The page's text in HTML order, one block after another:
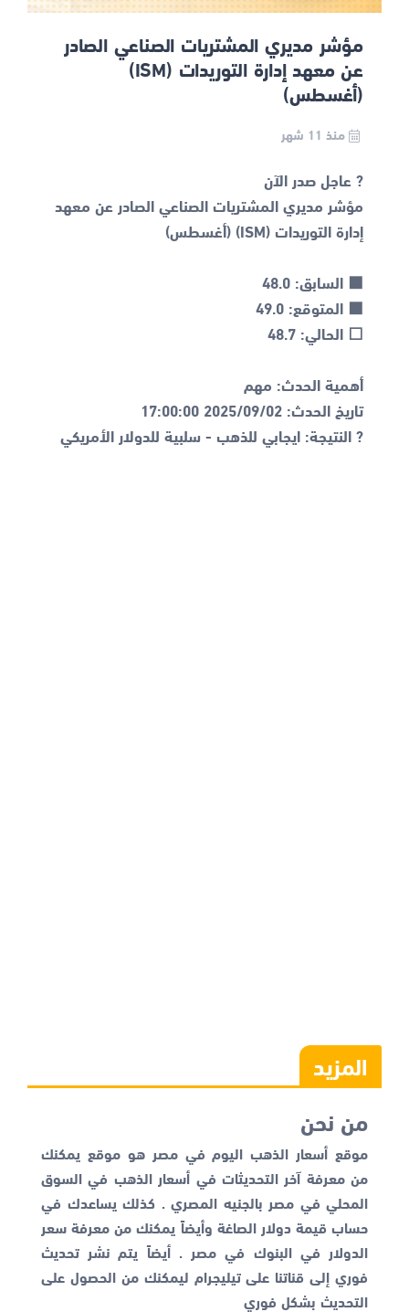
مؤشر مديري المشتريات الصناعي الصادر
عن معهد إدارة التوريدات (ISM)
(أغسطس)
منذ 11 شهر
مؤشر مديري المشتريات الصناعي الصادر عن معهد
? النتيجة: ايجابي للذهب - سلبية للدولار الأمريكي
المزيد
من نحن
موقع أسعار الذهب اليوم في مصر هو موقع يمكنك
من معرفة آخر التحديثات في أسعار الذهب في السوق
المحلي في مصر بالجنيه المصري . كذلك يساعدك في
حساب قيمة دولار الصاغة وأيضاً يمكنك من معرفة سعر
الدولار في البنوك في مصر . أيضاً يتم نشر تحديث
فوري إلى قناتنا على تيليجرام ليمكنك من الحصول على
التحديث بشكل فوري